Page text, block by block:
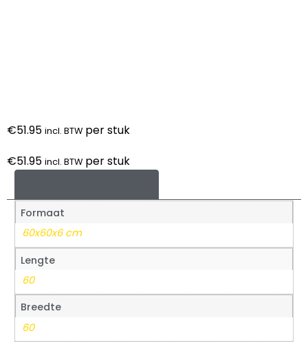
€51.95 incl. BTW per stuk
€51.95 incl. BTW per stuk
Formaat
60x60x6 cm
Lengte
60
Breedte
60